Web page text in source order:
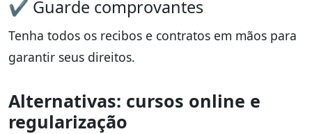
✔ Guarde comprovantes
Tenha todos os recibos e contratos em mãos para
garantir seus direitos.
Alternativas: cursos online e
regularização